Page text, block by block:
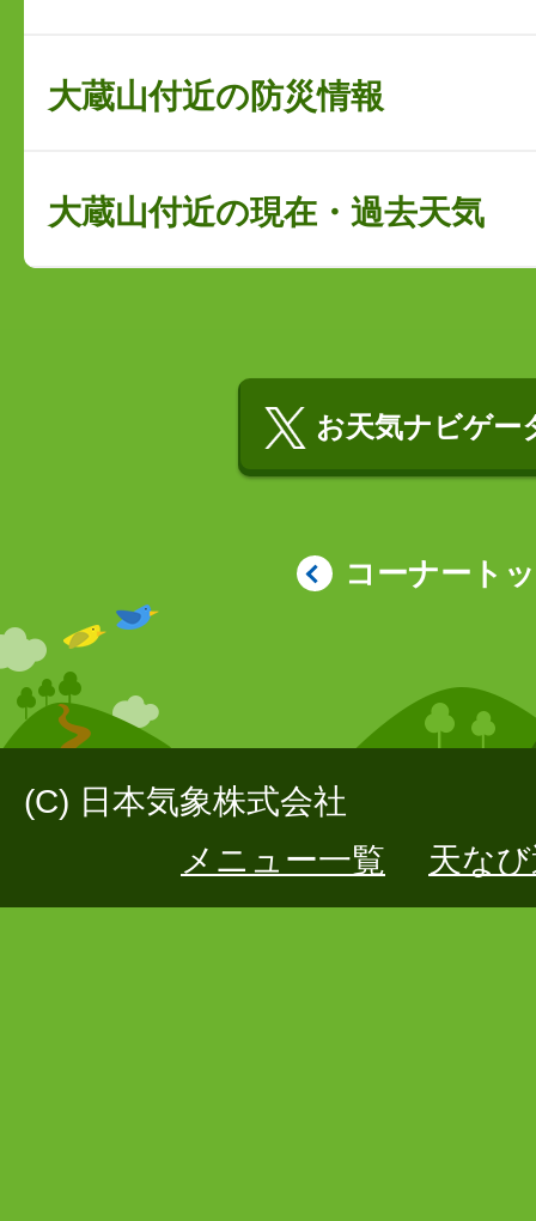
大蔵山付近の防災情報
大蔵山付近の現在・過去天気
お天気ナビゲー
コーナート
(C) 日本気象株式会社
メニュー一覧
天な